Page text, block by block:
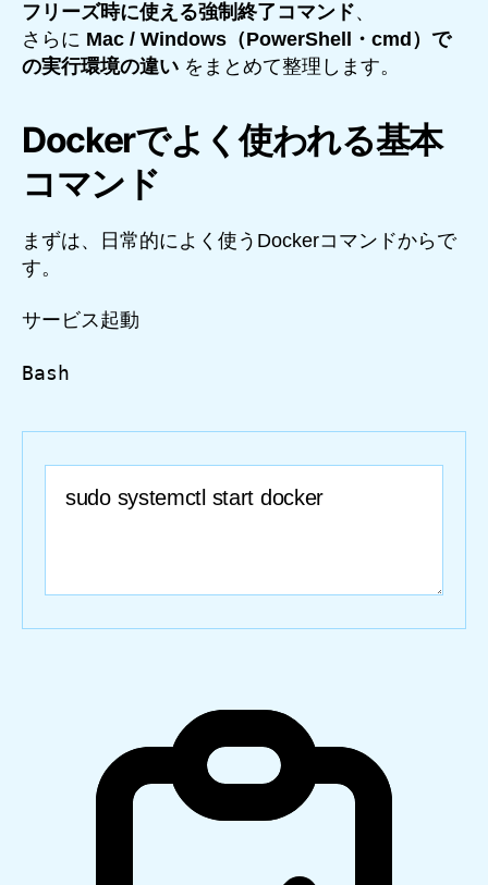
フリーズ時に使える強制終了コマンド、
さらに Mac / Windows（PowerShell・cmd）で
の実行環境の違い をまとめて整理します。
Dockerでよく使われる基本
コマンド
まずは、日常的によく使うDockerコマンドからで
す。
サービス起動
Bash